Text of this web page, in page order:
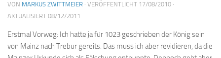
VON MARKUS ZWITTMEIER · VERÖFFENTLICHT 17/08/2010 ·
AKTUALISIERT 08/12/2011
Erstmal Vorweg: Ich hatte ja für 1023 geschrieben der König sein
von Mainz nach Trebur gereits. Das muss ich aber revidieren, da die